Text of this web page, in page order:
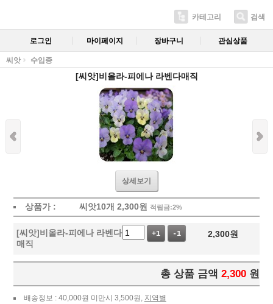
카테고리 검색
로그인 마이페이지 장바구니 관심상품
씨앗 수입종
[씨앗]비올라-피에나 라벤다매직
상세보기
상품가 : 씨앗10개 2,300원 적립금:2%
[씨앗]비올라-피에나 라벤다
매직
+1 -1 2,300원
총 상품 금액 2,300 원
배송정보 : 40,000원 미만시 3,500원, 지역별